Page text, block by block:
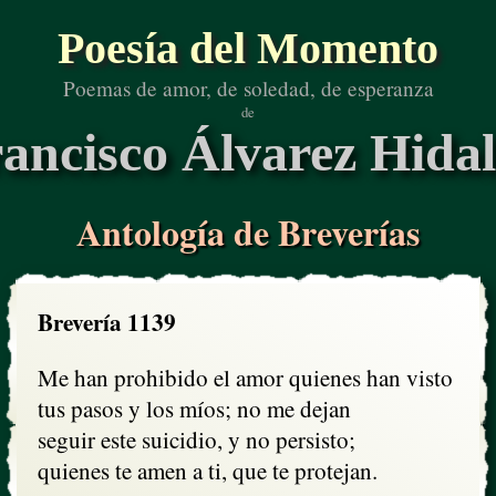
Poesía del Momento
Poemas de amor, de soledad, de esperanza
de
Álvarez
Antología de Breverías
Brevería 1139
Me han prohibido el amor quienes han visto
tus pasos y los míos; no me dejan
seguir este suicidio, y no persisto;
quienes te amen a ti, que te protejan.